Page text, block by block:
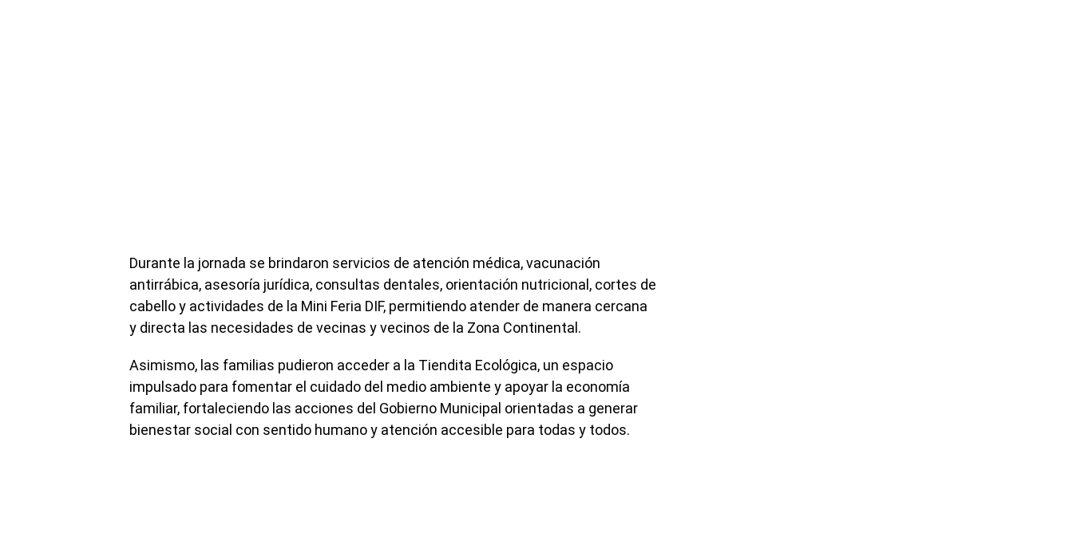
Durante la jornada se brindaron servicios de atención médica, vacunación
antirrábica, asesoría jurídica, consultas dentales, orientación nutricional, cortes de
cabello y actividades de la Mini Feria DIF, permitiendo atender de manera cercana
y directa las necesidades de vecinas y vecinos de la Zona Continental.
Asimismo, las familias pudieron acceder a la Tiendita Ecológica, un espacio
impulsado para fomentar el cuidado del medio ambiente y apoyar la economía
familiar, fortaleciendo las acciones del Gobierno Municipal orientadas a generar
bienestar social con sentido humano y atención accesible para todas y todos.